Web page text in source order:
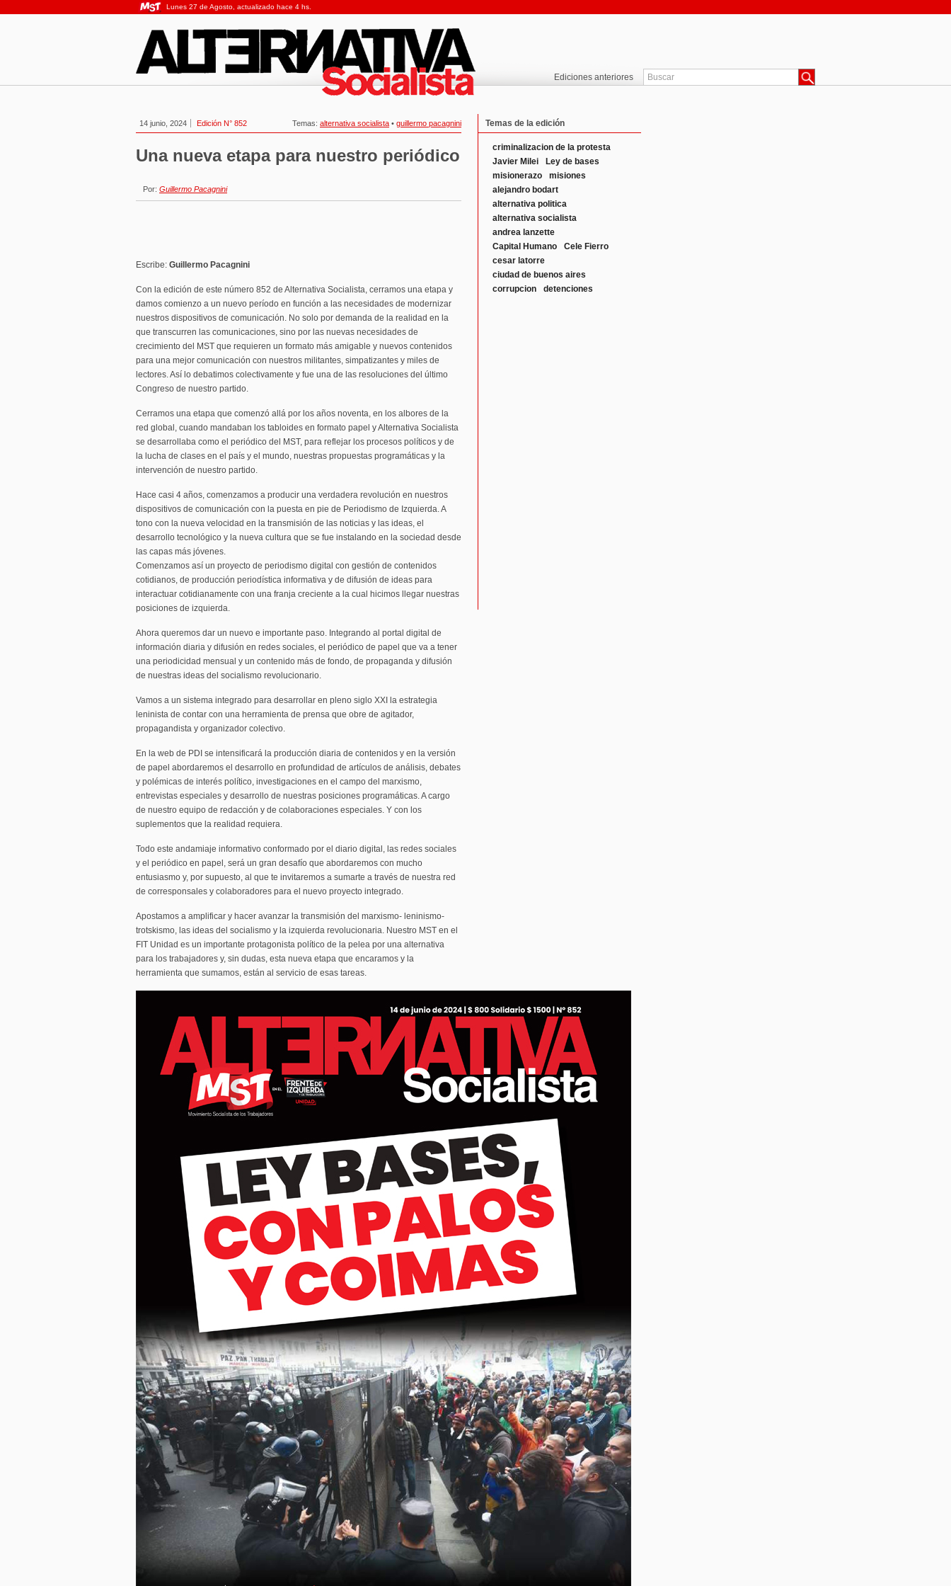
Lunes 27 de Agosto, actualizado hace 4 hs.
Ediciones anteriores
14 junio, 2024 Edición N° 852 Temas: alternativa socialista • guillermo pacagnini
Una nueva etapa para nuestro periódico
Por: Guillermo Pacagnini
Escribe: Guillermo Pacagnini
Con la edición de este número 852 de Alternativa Socialista, cerramos una etapa y
damos comienzo a un nuevo período en función a las necesidades de modernizar
nuestros dispositivos de comunicación. No solo por demanda de la realidad en la
que transcurren las comunicaciones, sino por las nuevas necesidades de
crecimiento del MST que requieren un formato más amigable y nuevos contenidos
para una mejor comunicación con nuestros militantes, simpatizantes y miles de
lectores. Así lo debatimos colectivamente y fue una de las resoluciones del último
Congreso de nuestro partido.
Cerramos una etapa que comenzó allá por los años noventa, en los albores de la
red global, cuando mandaban los tabloides en formato papel y Alternativa Socialista
se desarrollaba como el periódico del MST, para reflejar los procesos políticos y de
la lucha de clases en el país y el mundo, nuestras propuestas programáticas y la
intervención de nuestro partido.
Hace casi 4 años, comenzamos a producir una verdadera revolución en nuestros
dispositivos de comunicación con la puesta en pie de Periodismo de Izquierda. A
tono con la nueva velocidad en la transmisión de las noticias y las ideas, el
desarrollo tecnológico y la nueva cultura que se fue instalando en la sociedad desde
las capas más jóvenes.
Comenzamos así un proyecto de periodismo digital con gestión de contenidos
cotidianos, de producción periodística informativa y de difusión de ideas para
interactuar cotidianamente con una franja creciente a la cual hicimos llegar nuestras
posiciones de izquierda.
Ahora queremos dar un nuevo e importante paso. Integrando al portal digital de
información diaria y difusión en redes sociales, el periódico de papel que va a tener
una periodicidad mensual y un contenido más de fondo, de propaganda y difusión
de nuestras ideas del socialismo revolucionario.
Vamos a un sistema integrado para desarrollar en pleno siglo XXI la estrategia
leninista de contar con una herramienta de prensa que obre de agitador,
propagandista y organizador colectivo.
En la web de PDI se intensificará la producción diaria de contenidos y en la versión
de papel abordaremos el desarrollo en profundidad de artículos de análisis, debates
y polémicas de interés político, investigaciones en el campo del marxismo,
entrevistas especiales y desarrollo de nuestras posiciones programáticas. A cargo
de nuestro equipo de redacción y de colaboraciones especiales. Y con los
suplementos que la realidad requiera.
Todo este andamiaje informativo conformado por el diario digital, las redes sociales
y el periódico en papel, será un gran desafío que abordaremos con mucho
entusiasmo y, por supuesto, al que te invitaremos a sumarte a través de nuestra red
de corresponsales y colaboradores para el nuevo proyecto integrado.
Apostamos a amplificar y hacer avanzar la transmisión del marxismo- leninismo-
trotskismo, las ideas del socialismo y la izquierda revolucionaria. Nuestro MST en el
FIT Unidad es un importante protagonista político de la pelea por una alternativa
para los trabajadores y, sin dudas, esta nueva etapa que encaramos y la
herramienta que sumamos, están al servicio de esas tareas.
Temas de la edición
criminalizacion de la protesta
Javier Milei
Ley de bases
misionerazo
misiones
alejandro bodart
alternativa politica
alternativa socialista
andrea lanzette
Capital Humano
Cele Fierro
cesar latorre
ciudad de buenos aires
corrupcion
detenciones